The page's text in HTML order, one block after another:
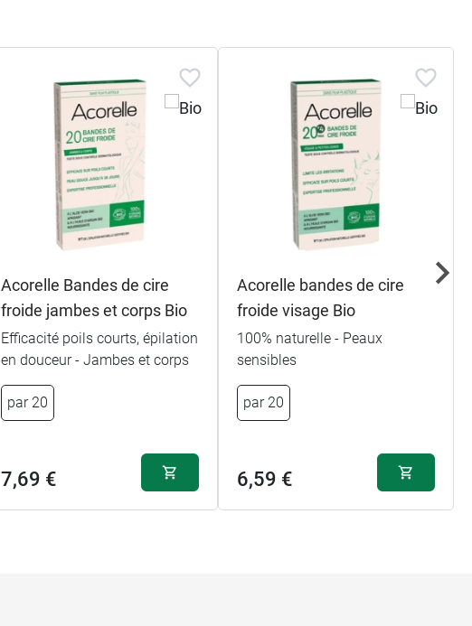
Acorelle Bandes de cire
froide jambes et corps Bio
Efficacité poils courts, épilation
en douceur - Jambes et corps
par 20
7,69 €
Acorelle bandes de cire
froide visage Bio
100% naturelle - Peaux
sensibles
par 20
6,59 €